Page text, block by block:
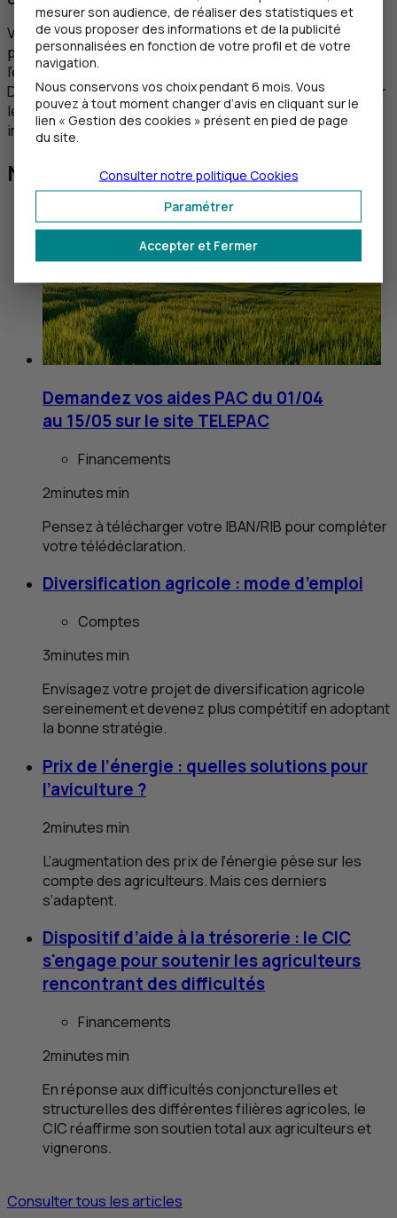
Vous pouvez pour cela vous appuyer sur des outils de
prévision et d’analyse adaptés aux spécificités de
l’entreprise, comme un logiciel de gestion de trésorerie.
Disposer d’un tableau de bord efficace vous aide à couvrir
les besoins opérationnels et à anticiper les dépenses
imprévues.
Nos conseils pratiques
Demandez vos aides PAC du 01/04
au 15/05 sur le site TELEPAC
Financements
2minutesmin
Pensez à télécharger votre IBAN/RIB pour compléter
votre télédéclaration.
Diversification agricole : mode d’emploi
Comptes
3minutesmin
Envisagez votre projet de diversification agricole
sereinement et devenez plus compétitif en adoptant
la bonne stratégie.
Prix de l’énergie : quelles solutions pour
l’aviculture ?
2minutesmin
L’augmentation des prix de l’énergie pèse sur les
compte des agriculteurs. Mais ces derniers
s’adaptent.
Dispositif d’aide à la trésorerie : le CIC
s'engage pour soutenir les agriculteurs
rencontrant des difficultés
Financements
2minutesmin
En réponse aux difficultés conjoncturelles et
structurelles des différentes filières agricoles, le
CICréaffirme son soutien total aux agriculteurs et
vignerons.
Consulter tous les articles
mesurer son audience, de réaliser des statistiques et
de vous proposer des informations et de la publicité
personnalisées en fonction de votre profil et de votre
navigation.
Nous conservons vos choix pendant 6 mois. Vous
pouvez à tout moment changer d’avis en cliquant sur le
lien « Gestion des cookies » présent en pied de page
du site.
Accepter et Fermer
Paramétrer
Consulter notre politique Cookies